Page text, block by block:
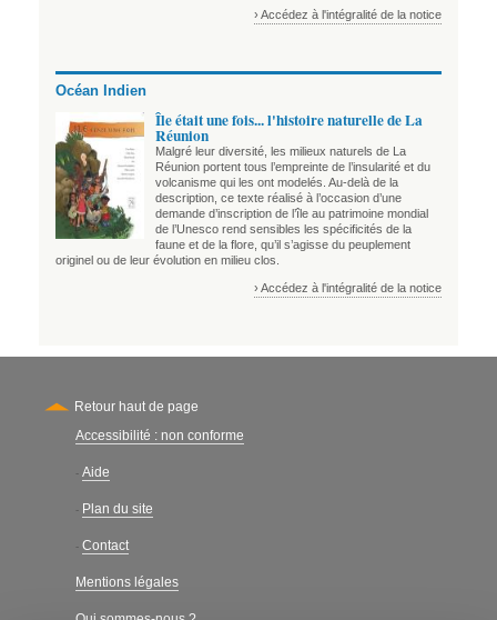
› Accédez à l'intégralité de la notice
Océan Indien
Île était une fois... l'histoire naturelle de La
Réunion
Malgré leur diversité, les milieux naturels de La
Réunion portent tous l’empreinte de l’insularité et du
volcanisme qui les ont modelés. Au-delà de la
description, ce texte réalisé à l’occasion d’une
demande d’inscription de l’île au patrimoine mondial
de l’Unesco rend sensibles les spécificités de la
faune et de la flore, qu’il s’agisse du peuplement
originel ou de leur évolution en milieu clos.
› Accédez à l'intégralité de la notice
Retour haut de page
Secondary
Accessibilité : non conforme
- Aide
- Plan du site
- Contact
Mentions légales